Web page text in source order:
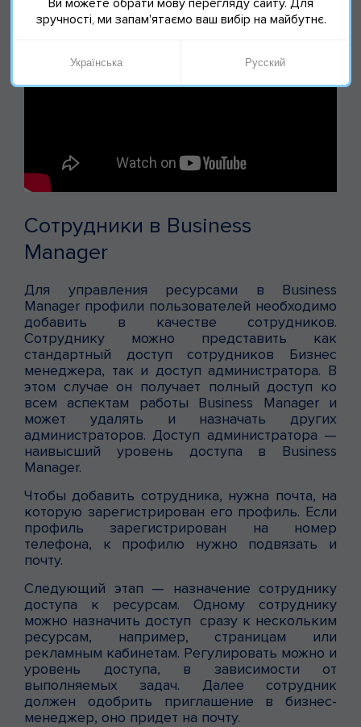
Сотрудники в Business
Manager
Для управления ресурсами в Business
Manager профили пользователей необходимо
добавить в качестве сотрудников.
Сотруднику можно представить как
стандартный доступ сотрудников Бизнес
менеджера, так и доступ администратора. В
этом случае он получает полный доступ ко
всем аспектам работы Business Manager и
может удалять и назначать других
администраторов. Доступ администратора —
наивысший уровень доступа в Business
Manager.
Чтобы добавить сотрудника, нужна почта, на
которую зарегистрирован его профиль. Если
профиль зарегистрирован на номер
телефона, к профилю нужно подвязать и
почту.
Следующий этап — назначение сотруднику
доступа к ресурсам. Одному сотруднику
можно назначить доступ сразу к нескольким
ресурсам, например, страницам или
рекламным кабинетам. Регулировать можно и
уровень доступа, в зависимости от
выполняемых задач. Далее сотрудник
должен одобрить приглашение в бизнес-
менеджер, оно придет на почту.
зручності, ми запам'ятаємо ваш вибір на майбутнє.
Українська Русский